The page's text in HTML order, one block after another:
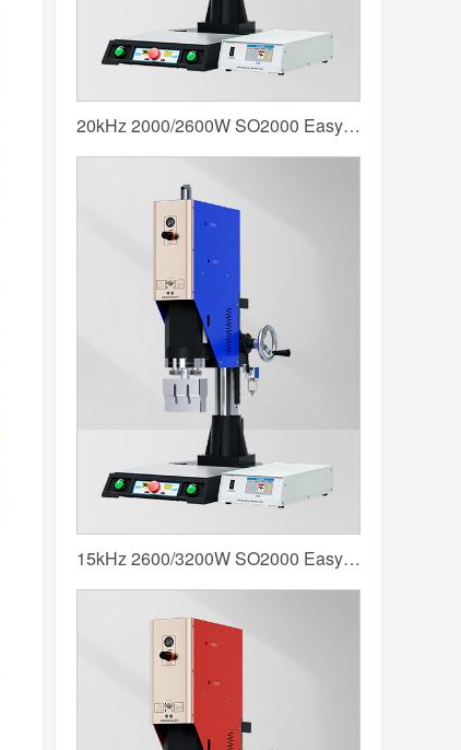
20kHz 2000/2600W SO2000 Easy 声峰超声波焊接机 数字 圆立柱 蓝
15kHz 2600/3200W SO2000 Easy 声峰超声波焊接机 数字 圆立柱 蓝色